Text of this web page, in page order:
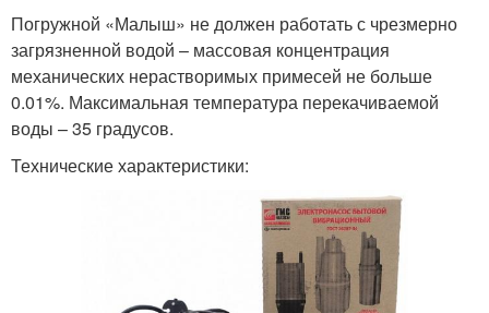
Погружной «Малыш» не должен работать с чрезмерно
загрязненной водой – массовая концентрация
механических нерастворимых примесей не больше
0.01%. Максимальная температура перекачиваемой
воды – 35 градусов.
Технические характеристики: